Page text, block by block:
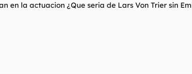
en la actuacion ¿Que seria de Lars Von Trier sin